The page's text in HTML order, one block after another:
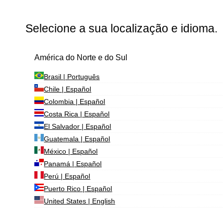
Selecione a sua localização e idioma.
América do Norte e do Sul
Brasil | Português
Chile | Español
Colombia | Español
Costa Rica | Español
El Salvador | Español
Guatemala | Español
México | Español
Panamá | Español
Perú | Español
Puerto Rico | Español
United States | English